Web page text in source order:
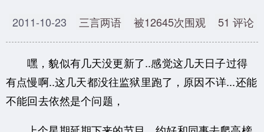
2011-10-23 三言两语 被12645次围观 51 评论
嘿，貌似有几天没更新了..感觉这几天日子过得
有点慢啊..这几天都没往监狱里跑了，原因不详...还能
不能回去依然是个问题，